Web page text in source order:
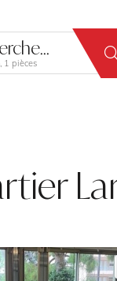
1 pièces